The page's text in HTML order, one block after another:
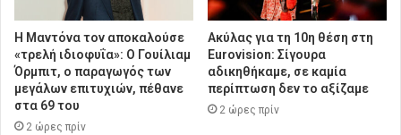
Η Μαντόνα τον αποκαλούσε
«τρελή ιδιοφυΐα»: Ο Γουίλιαμ
Όρμπιτ, ο παραγωγός των
μεγάλων επιτυχιών, πέθανε
στα 69 του
2 ώρες πρίν
Ακύλας για τη 10η θέση στη
Eurovision: Σίγουρα
αδικηθήκαμε, σε καμία
περίπτωση δεν το αξίζαμε
2 ώρες πρίν